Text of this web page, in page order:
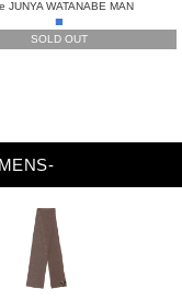
JUNYA WATANABE MAN
■
SOLD OUT